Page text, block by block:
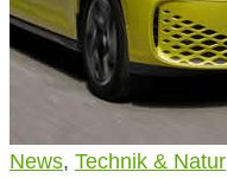
News, Technik & Natur